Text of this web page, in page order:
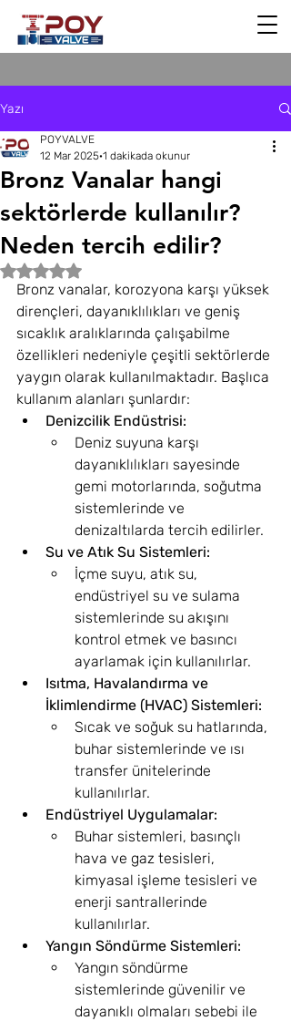
Yazı
Bronz Vanalar hangi
sektörlerde kullanılır?
Neden tercih edilir?
POYVALVE
12 Mar 2025 1 dakikada okunur
5 üzerinden NaN yıldız
Bronz vanalar, korozyona karşı yüksek
dirençleri, dayanıklılıkları ve geniş
sıcaklık aralıklarında çalışabilme
özellikleri nedeniyle çeşitli sektörlerde
yaygın olarak kullanılmaktadır. Başlıca
kullanım alanları şunlardır:
Denizcilik Endüstrisi:
Deniz suyuna karşı
dayanıklılıkları sayesinde
gemi motorlarında, soğutma
sistemlerinde ve
denizaltılarda tercih edilirler.
Su ve Atık Su Sistemleri:
İçme suyu, atık su,
endüstriyel su ve sulama
sistemlerinde su akışını
kontrol etmek ve basıncı
ayarlamak için kullanılırlar.
Isıtma, Havalandırma ve
İklimlendirme (HVAC) Sistemleri:
Sıcak ve soğuk su hatlarında,
buhar sistemlerinde ve ısı
transfer ünitelerinde
kullanılırlar.
Endüstriyel Uygulamalar:
Buhar sistemleri, basınçlı
hava ve gaz tesisleri,
kimyasal işleme tesisleri ve
enerji santrallerinde
kullanılırlar.
Yangın Söndürme Sistemleri:
Yangın söndürme
sistemlerinde güvenilir ve
dayanıklı olmaları sebebi ile